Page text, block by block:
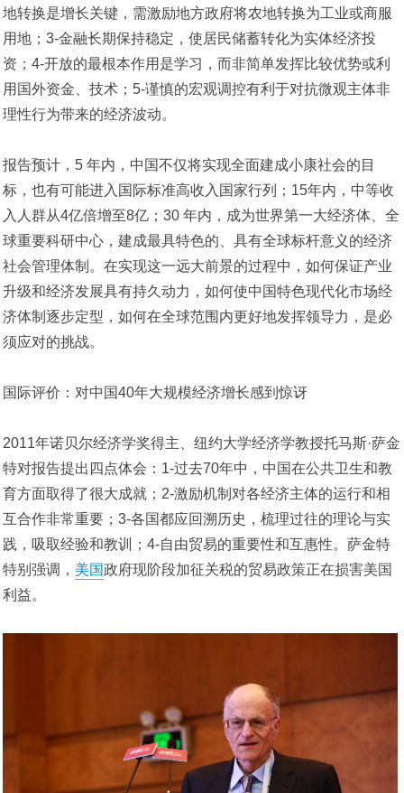
地转换是增长关键，需激励地方政府将农地转换为工业或商服
用地；3-金融长期保持稳定，使居民储蓄转化为实体经济投
资；4-开放的最根本作用是学习，而非简单发挥比较优势或利
用国外资金、技术；5-谨慎的宏观调控有利于对抗微观主体非
理性行为带来的经济波动。
报告预计，5 年内，中国不仅将实现全面建成小康社会的目
标，也有可能进入国际标准高收入国家行列；15年内，中等收
入人群从4亿倍增至8亿；30 年内，成为世界第一大经济体、全
球重要科研中心，建成最具特色的、具有全球标杆意义的经济
社会管理体制。在实现这一远大前景的过程中，如何保证产业
升级和经济发展具有持久动力，如何使中国特色现代化市场经
济体制逐步定型，如何在全球范围内更好地发挥领导力，是必
须应对的挑战。
国际评价：对中国40年大规模经济增长感到惊讶
2011年诺贝尔经济学奖得主、纽约大学经济学教授托马斯·萨金
特对报告提出四点体会：1-过去70年中，中国在公共卫生和教
育方面取得了很大成就；2-激励机制对各经济主体的运行和相
互合作非常重要；3-各国都应回溯历史，梳理过往的理论与实
践，吸取经验和教训；4-自由贸易的重要性和互惠性。萨金特
特别强调， 美国政府现阶段加征关税的贸易政策正在损害美国
利益。